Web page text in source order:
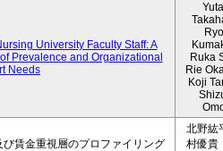
University Faculty Staff: A
Prevalence and Organizational
Needs
Ruka
Rie
Koji
賃金重視層のプロファイリング
北野紘
村優貴